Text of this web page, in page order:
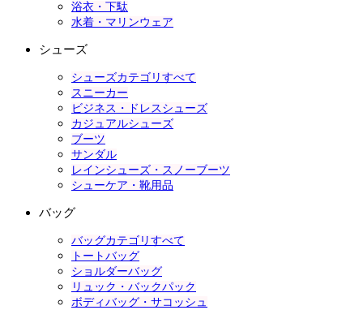
浴衣・下駄
水着・マリンウェア
シューズ
シューズカテゴリすべて
スニーカー
ビジネス・ドレスシューズ
カジュアルシューズ
ブーツ
サンダル
レインシューズ・スノーブーツ
シューケア・靴用品
バッグ
バッグカテゴリすべて
トートバッグ
ショルダーバッグ
リュック・バックパック
ボディバッグ・サコッシュ